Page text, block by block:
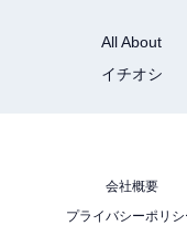
また、「虫を外に
ていたり、とても
んだりせず、紬と
All About
イチオシ
会社概要
プライバシーポリシ